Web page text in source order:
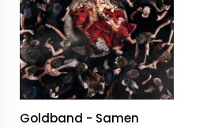
Goldband - Samen